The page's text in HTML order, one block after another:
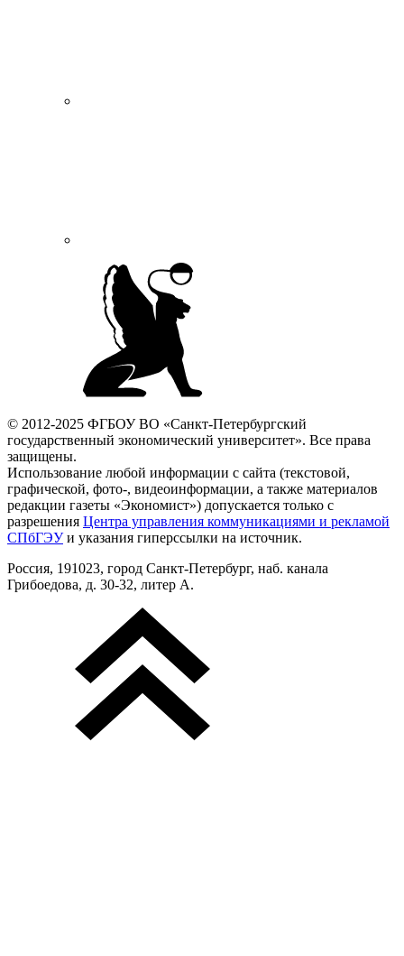
© 2012-2025 ФГБОУ ВО «Санкт-Петербургский
государственный экономический университет». Все права
защищены.
Использование любой информации с сайта (текстовой,
графической, фото-, видеоинформации, а также материалов
редакции газеты «Экономист») допускается только с
разрешения Центра управления коммуникациями и рекламой
СПбГЭУи указания гиперссылки на источник.
Россия, 191023, город Санкт-Петербург, наб. канала
Грибоедова, д. 30-32, литер А.